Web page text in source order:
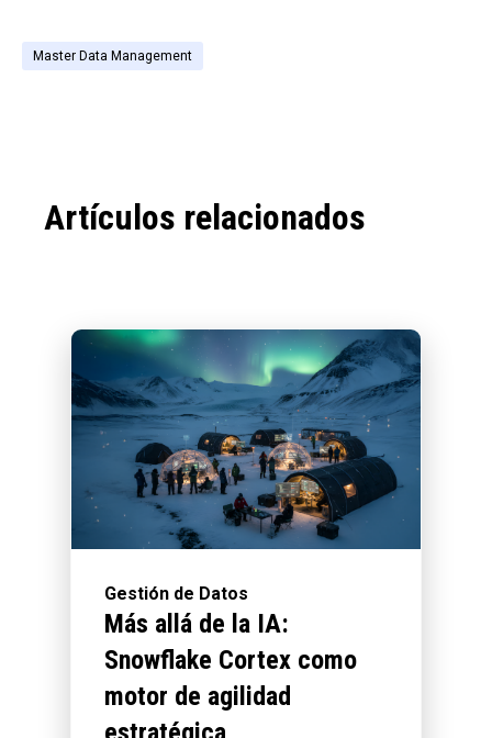
Master Data Management
Artículos relacionados
Gestión de Datos
Más allá de la IA:
Snowflake Cortex como
motor de agilidad